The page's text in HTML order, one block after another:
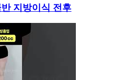
지방이식 전후